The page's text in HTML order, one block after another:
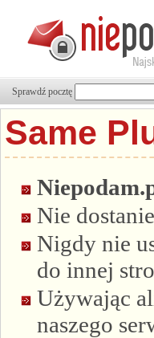
Sprawdź pocztę
Same
Nie
Nigdy nie
do innej
Używając
naszego